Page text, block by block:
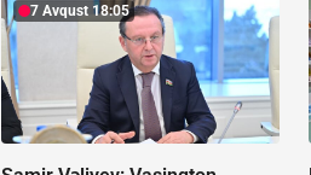
7 Avqust 18:05